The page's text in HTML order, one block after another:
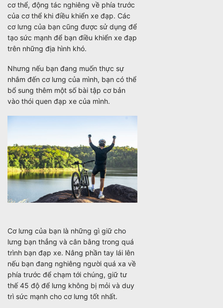
cơ thể, động tác nghiêng về phía trước
của cơ thể khi điều khiển xe đạp. Các
cơ lưng của bạn cũng được sử dụng để
tạo sức mạnh để bạn điều khiển xe đạp
trên những địa hình khó.
Nhưng nếu bạn đang muốn thực sự
nhắm đến cơ lưng của mình, bạn có thể
bổ sung thêm một số bài tập cơ bản
vào thói quen đạp xe của mình.
Cơ lưng của bạn là những gì giữ cho
lưng bạn thẳng và cân bằng trong quá
trình bạn đạp xe. Nâng phần tay lái lên
nếu bạn đang nghiêng người quá xa về
phía trước để chạm tới chúng, giữ tư
thế 45 độ để lưng không bị mỏi và duy
trì sức mạnh cho cơ lưng tốt nhất.